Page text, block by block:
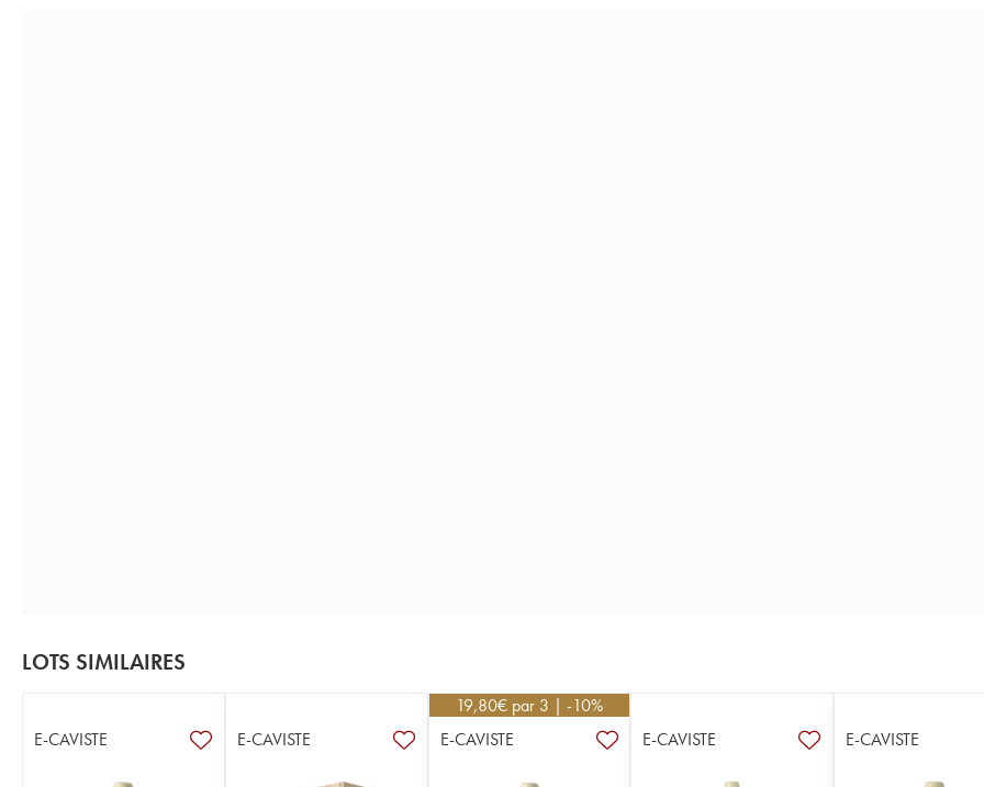
LOTS SIMILAIRES
E-CAVISTE E-CAVISTE
19,80€ par 3 | -10%
E-CAVISTE
E-CAVISTE E-CAVISTE